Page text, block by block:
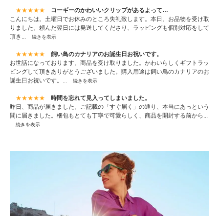
★★★★★
コーギーのかわいいクリップがあるよって…
こんにちは。土曜日でお休みのところ失礼致します。本日、お品物を受け取
りました。頼んだ翌日には発送してくださり、ラッピングも個別対応をして
頂き...
続きを表示
★★★★★
飼い鳥のカナリアのお誕生日お祝いです。
お世話になっております。商品を受け取りました。かわいらしくギフトラッ
ピングして頂きありがとうございました。購入用途は飼い鳥のカナリアのお
誕生日お祝いです。...
続きを表示
★★★★★
時間を忘れて見入ってしまいました。
昨日、商品が届きました。ご記載の「すぐ届く」の通り、本当にあっという
間に届きました。梱包もとても丁寧で可愛らしく、商品を開封する前から...
続きを表示